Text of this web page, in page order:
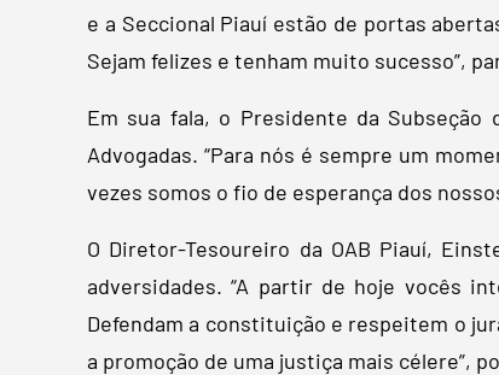
e a Seccional Piauí estão de portas
Sejam felizes e tenham muito sucesso”,
Em sua fala, o Presidente da
Advogadas. “Para nós é sempre um
vezes somos o fio de esperança dos
O Diretor-Tesoureiro da OAB Piauí,
adversidades. “A partir de hoje vocês
Defendam a constituição e respeitem o
a promoção de uma justiça mais célere”,